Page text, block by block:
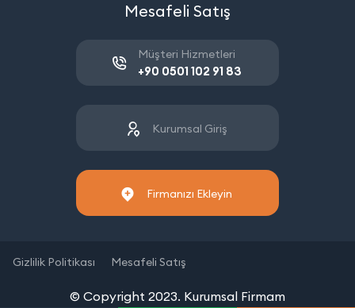
Mesafeli Satış
Müşteri Hizmetleri
+90 0501 102 91 83
Kurumsal Giriş
Firmanızı Ekleyin
© Copyright 2023. Kurumsal Firmam
Gizlilik Politikası Mesafeli Satış